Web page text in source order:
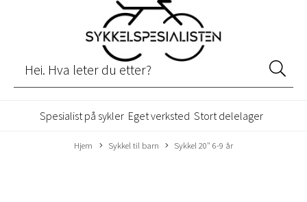
Spesialist på sykler Eget verksted Stort delelager
Hjem Sykkel til barn Sykkel 20" 6-9 år